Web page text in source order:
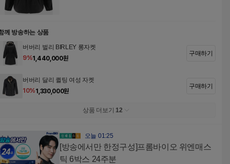
께 방송하는 상품
버버리 벌리 BIRLEY 롱자켓
9%1,440,000원
구매하기
버버리 달리 퀼팅 여성 자켓
10%1,330,000원
구매하기
상품 더보기 12
오늘 01:25
[방송에서만 한정구성]프롬바이오 위엔매스
틱 6박스 24주분